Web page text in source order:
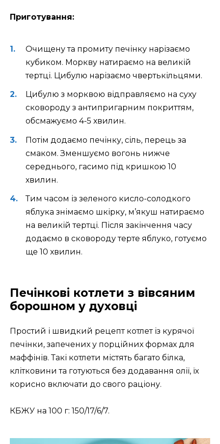
Приготування:
Очищену та промиту печінку нарізаємо
кубиком. Моркву натираємо на великій
тертці. Цибулю нарізаємо чвертькільцями.
Цибулю з морквою відправляємо на суху
сковороду з антипригарним покриттям,
обсмажуємо 4-5 хвилин.
Потім додаємо печінку, сіль, перець за
смаком. Зменшуємо вогонь нижче
середнього, гасимо під кришкою 10
хвилин.
Тим часом із зеленого кисло-солодкого
яблука знімаємо шкірку, м’якуш натираємо
на великій тертці. Після закінчення часу
додаємо в сковороду терте яблуко, готуємо
ще 10 хвилин.
Печінкові котлети з вівсяним
борошном у духовці
Простий і швидкий рецепт котлет із курячої
печінки, запечених у порційних формах для
маффінів. Такі котлети містять багато білка,
клітковини та готуються без додавання олії, їх
корисно включати до свого раціону.
КБЖУ на 100 г: 150/17/6/7.